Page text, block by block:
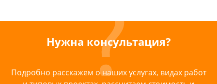
Нужна консультация?
Подробно расскажем о наших услугах, видах работ